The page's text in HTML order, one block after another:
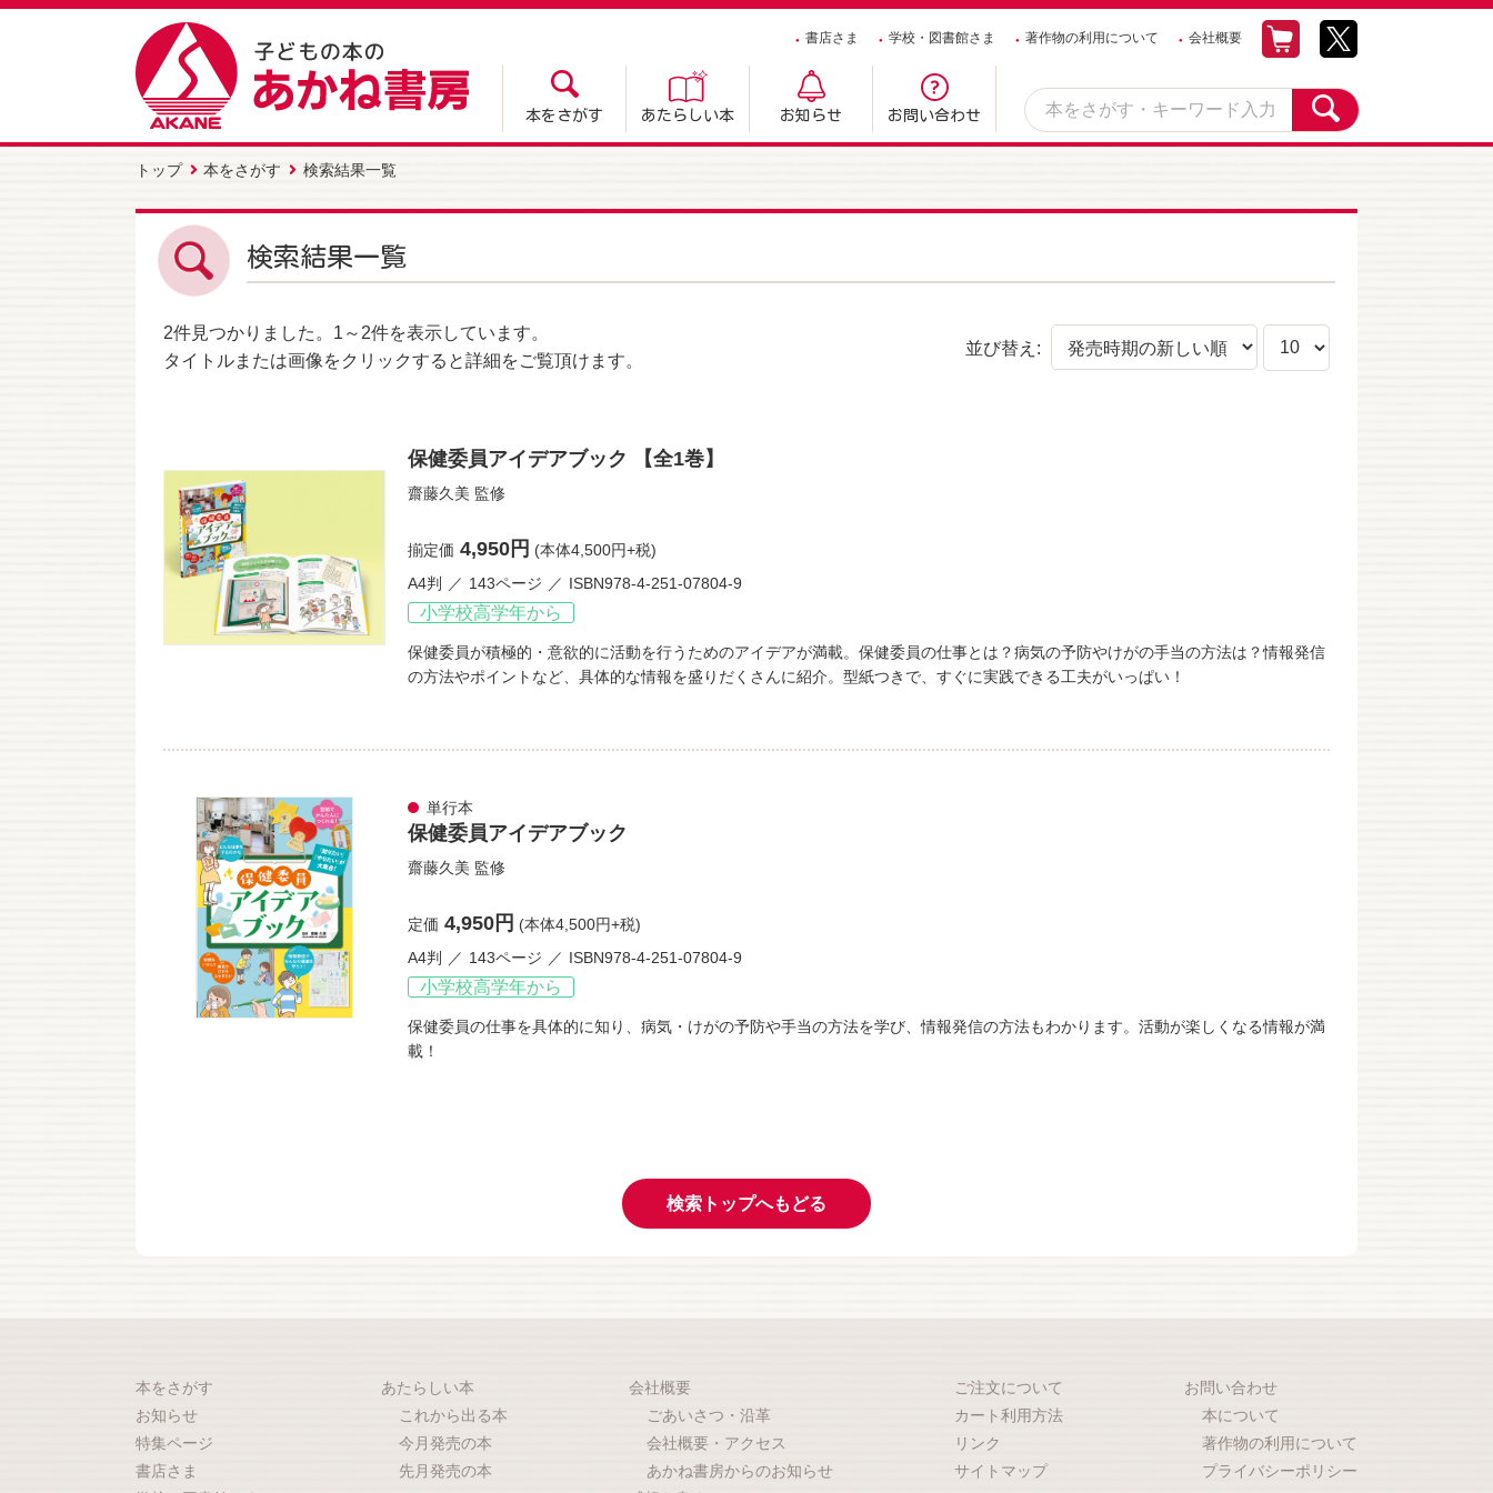
書店さま 学校・図書館さま 著作物の利用について 会社概要
本をさがす あたらしい本 お知らせ お問い合わせ
トップ 本をさがす 検索結果一覧
検索結果一覧
2件見つかりました。 1～2件を表示しています。
タイトルまたは画像をクリックすると詳細をご覧頂けます。
並び替え:
保健委員アイデアブック 【全1巻】
齋藤久美 監修
揃定価 4,950円 (本体4,500円+税)
A4判
143ページ ISBN978-4-251-07804-9
小学校高学年から
保健委員が積極的・意欲的に活動を行うためのアイデアが満載。保健委員の仕事とは？病気の予防やけがの手当の方法は？情報発信
の方法やポイントなど、具体的な情報を盛りだくさんに紹介。型紙つきで、すぐに実践できる工夫がいっぱい！
単行本
保健委員アイデアブック
齋藤久美 監修
定価 4,950円 (本体4,500円+税)
A4判
143ページ ISBN978-4-251-07804-9
小学校高学年から
保健委員の仕事を具体的に知り、病気・けがの予防や手当の方法を学び、情報発信の方法もわかります。活動が楽しくなる情報が満
載！
検索トップへもどる
本をさがす
お知らせ
特集ページ
書店さま
あたらしい本
これから出る本
今月発売の本
先月発売の本
会社概要
ごあいさつ・沿革
会社概要・アクセス
あかね書房からのお知らせ
ご注文について
カート利用方法
リンク
サイトマップ
お問い合わせ
本について
著作物の利用について
プライバシーポリシー